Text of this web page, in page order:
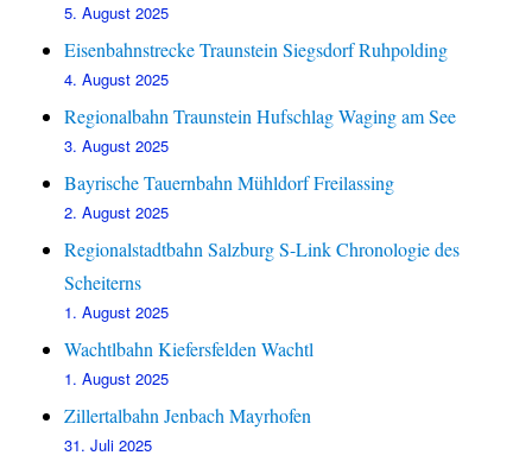
5. August 2025
Eisenbahnstrecke Traunstein Siegsdorf Ruhpolding
4. August 2025
Regionalbahn Traunstein Hufschlag Waging am See
3. August 2025
Bayrische Tauernbahn Mühldorf Freilassing
2. August 2025
Regionalstadtbahn Salzburg S-Link Chronologie des
Scheiterns
1. August 2025
Wachtlbahn Kiefersfelden Wachtl
1. August 2025
Zillertalbahn Jenbach Mayrhofen
31. Juli 2025